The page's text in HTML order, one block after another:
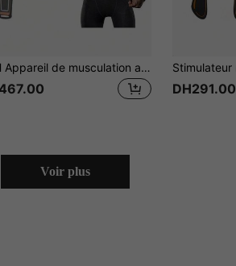
AXH Appareil de musculation abdominale rechargeable, équipement de renforcement musculaire/équipement de fitness ultime pour la maison pour hommes et femmes
DH291.00
Voir plus